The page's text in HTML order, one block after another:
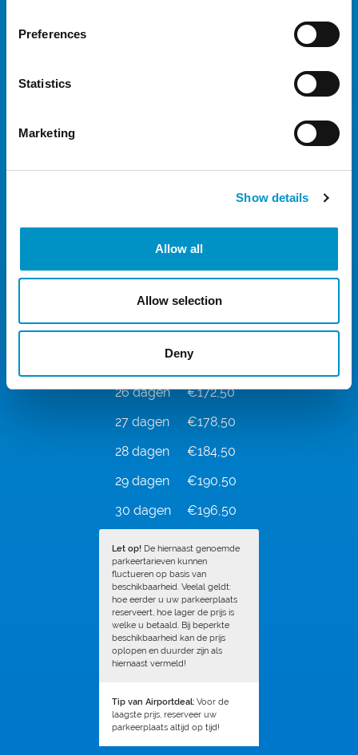
Preferences
Statistics
Marketing
Show details
Allow all
Allow selection
Deny
21 dagen
€142,50
22 dagen
€148,50
23 dagen
€154,50
24 dagen
€160,50
€166,50
26 dagen
€172,50
27 dagen
€178,50
28 dagen
€184,50
29 dagen
€190,50
30 dagen
€196,50
Let op! De hiernaast genoemde
parkeertarieven kunnen
fluctueren op basis van
beschikbaarheid. Veelal geldt:
hoe eerder u uw parkeerplaats
reserveert, hoe lager de prijs is
welke u betaald. Bij beperkte
beschikbaarheid kan de prijs
oplopen en duurder zijn als
hiernaast vermeld!
Tip van Airportdeal: Voor de
laagste prijs, reserveer uw
parkeerplaats altijd op tijd!